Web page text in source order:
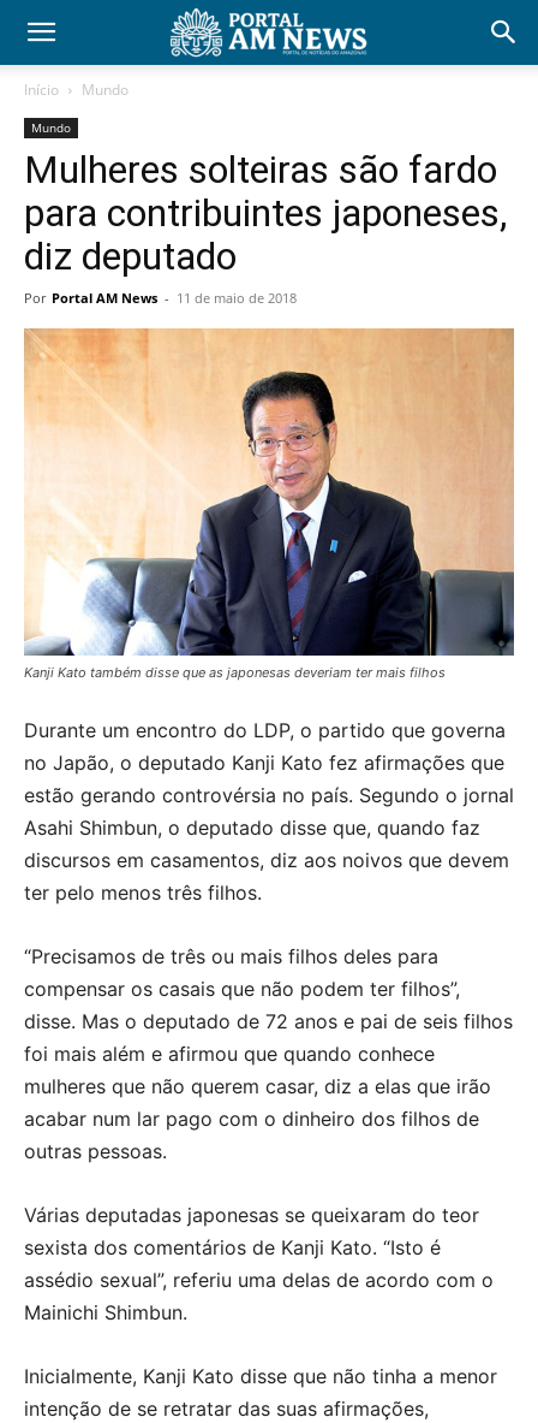
Início Mundo
Mundo
Mulheres solteiras são fardo
para contribuintes japoneses,
diz deputado
Por Portal AM News - 11 de maio de 2018
Kanji Kato também disse que as japonesas deveriam ter mais filhos
Durante um encontro do LDP, o partido que governa
no Japão, o deputado Kanji Kato fez afirmações que
estão gerando controvérsia no país. Segundo o jornal
Asahi Shimbun, o deputado disse que, quando faz
discursos em casamentos, diz aos noivos que devem
ter pelo menos três filhos.
“Precisamos de três ou mais filhos deles para
compensar os casais que não podem ter filhos”,
disse. Mas o deputado de 72 anos e pai de seis filhos
foi mais além e afirmou que quando conhece
mulheres que não querem casar, diz a elas que irão
acabar num lar pago com o dinheiro dos filhos de
outras pessoas.
Várias deputadas japonesas se queixaram do teor
sexista dos comentários de Kanji Kato. “Isto é
assédio sexual”, referiu uma delas de acordo com o
Mainichi Shimbun.
Inicialmente, Kanji Kato disse que não tinha a menor
intenção de se retratar das suas afirmações,